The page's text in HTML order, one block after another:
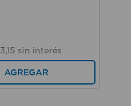
3,15 sin interés
AGREGAR